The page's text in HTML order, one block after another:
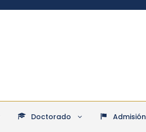
Doctorado Admisión